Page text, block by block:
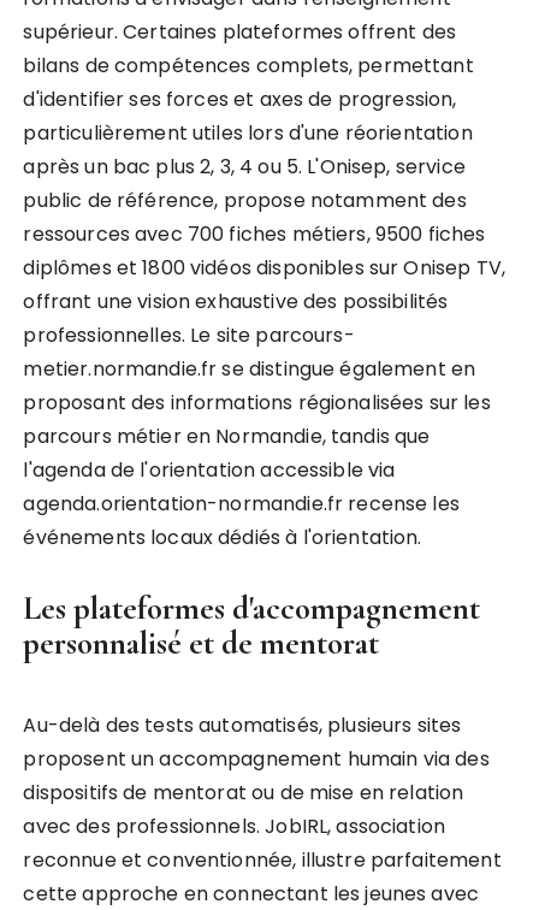
supérieur. Certaines plateformes offrent des
bilans de compétences complets, permettant
d'identifier ses forces et axes de progression,
particulièrement utiles lors d'une réorientation
après un bac plus 2, 3, 4 ou 5. L'Onisep, service
public de référence, propose notamment des
ressources avec 700 fiches métiers, 9500 fiches
diplômes et 1800 vidéos disponibles sur Onisep TV,
offrant une vision exhaustive des possibilités
professionnelles. Le site parcours-
metier.normandie.fr se distingue également en
proposant des informations régionalisées sur les
parcours métier en Normandie, tandis que
l'agenda de l'orientation accessible via
agenda.orientation-normandie.fr recense les
événements locaux dédiés à l'orientation.
Les plateformes d'accompagnement
personnalisé et de mentorat
Au-delà des tests automatisés, plusieurs sites
proposent un accompagnement humain via des
dispositifs de mentorat ou de mise en relation
avec des professionnels. JobIRL, association
reconnue et conventionnée, illustre parfaitement
cette approche en connectant les jeunes avec